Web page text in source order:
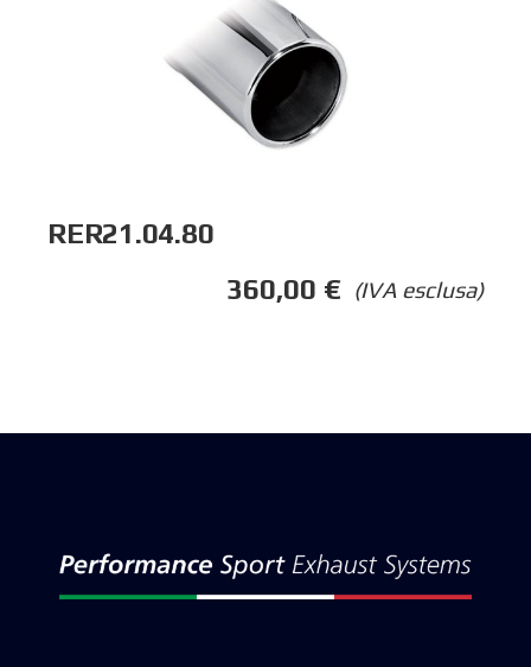
RER21.04.80
(IVA esclusa)
360,00 €